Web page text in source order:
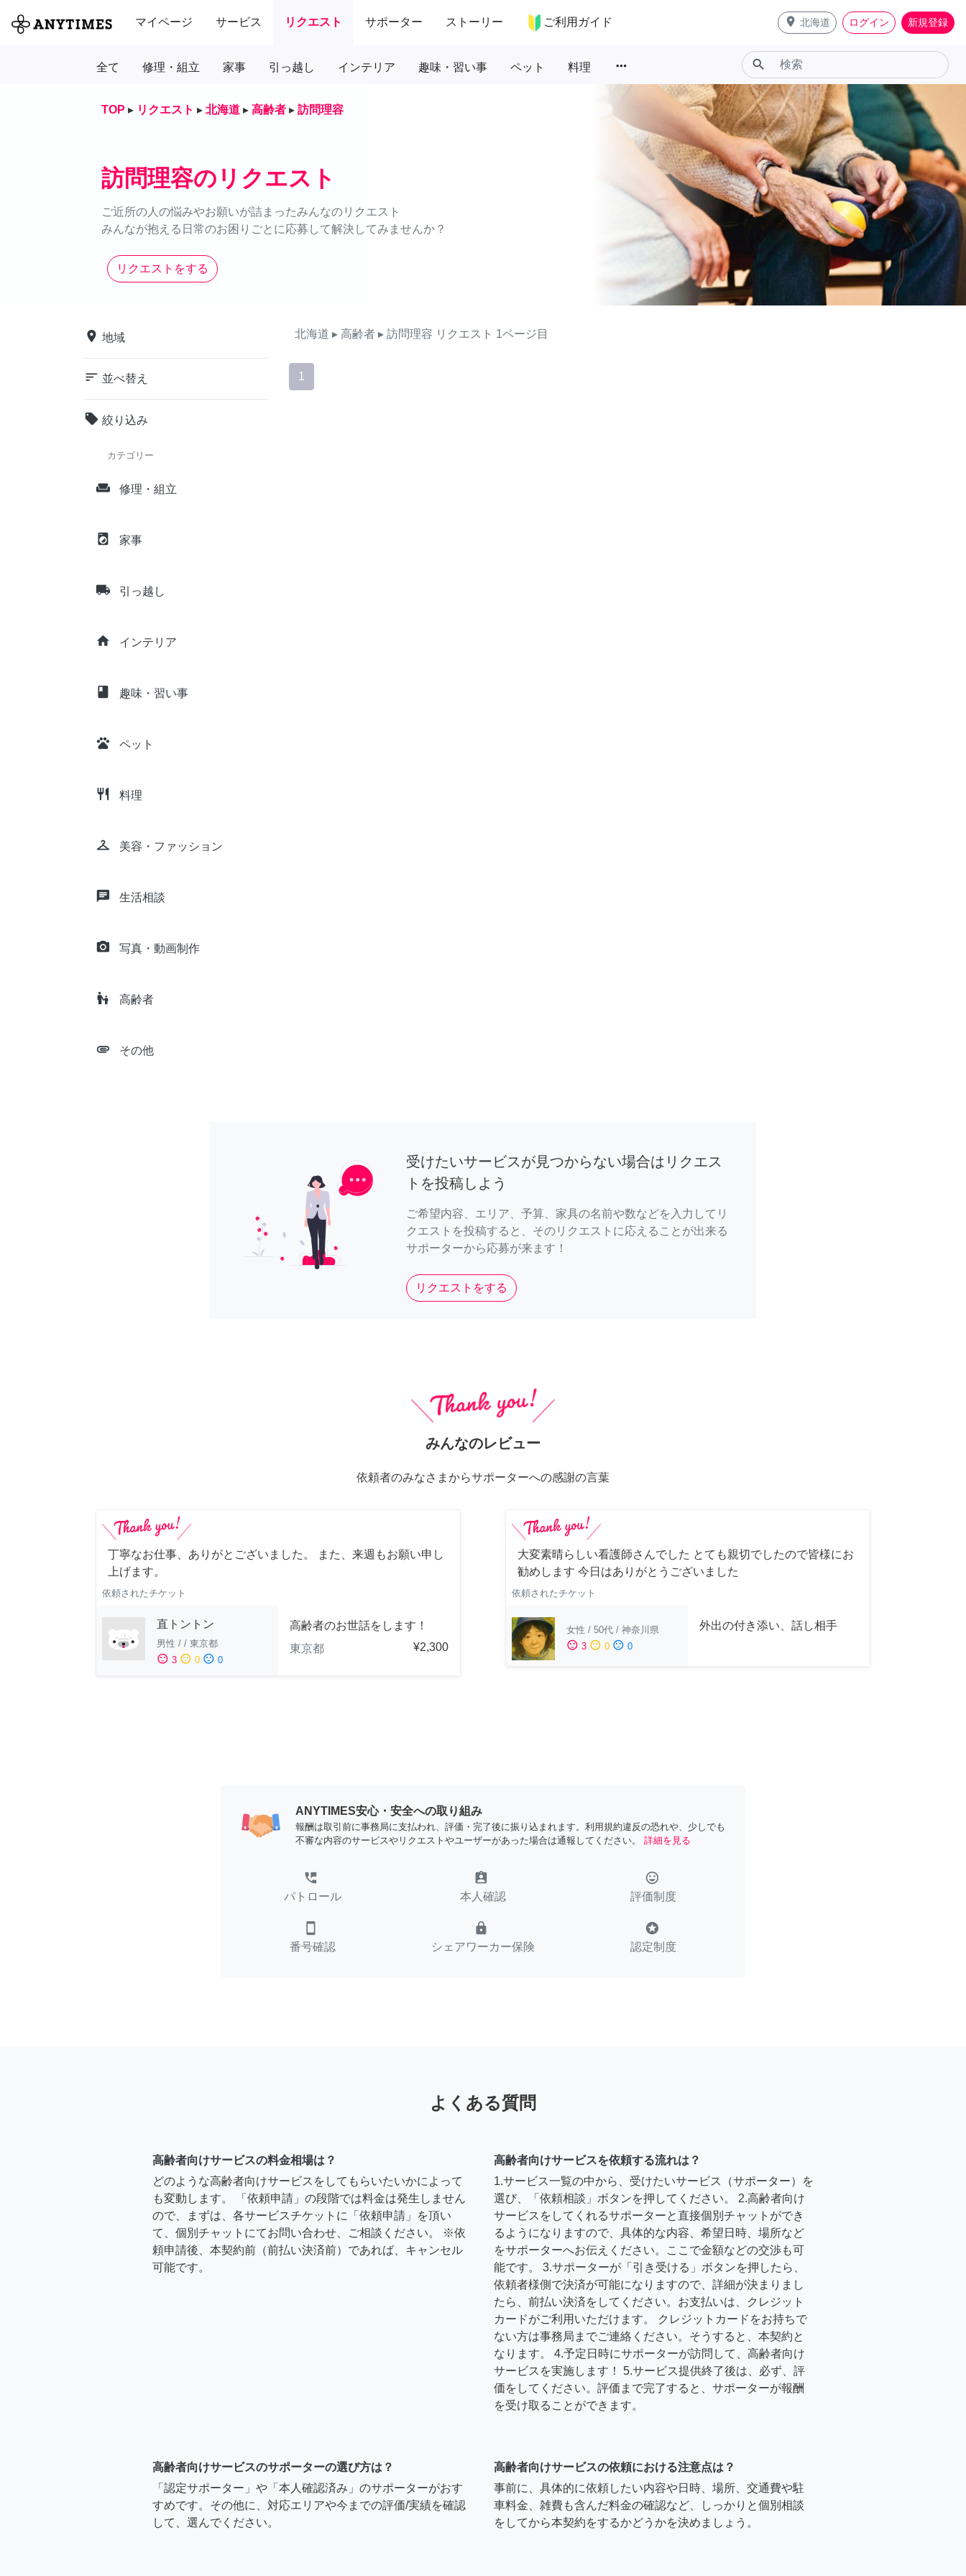
マイページ サービス リクエスト サポーター ストーリー ご利用ガイド place 北海道 ログイン 新規登録
全て 修理・組立 家事 引っ越し インテリア 趣味・習い事 ペット 料理 more_horiz search
TOP ▸ リクエスト ▸ 北海道 ▸ 高齢者 ▸ 訪問理容
訪問理容のリクエスト
ご近所の人の悩みやお願いが詰まったみんなのリクエスト
みんなが抱える日常のお困りごとに応募して解決してみませんか？
リクエストをする
place 地域
sort 並べ替え
local_offer 絞り込み
カテゴリー
weekend 修理・組立
local_laundry_service 家事
local_shipping 引っ越し
home インテリア
class 趣味・習い事
pets ペット
restaurant 料理
checkroom 美容・ファッション
chat 生活相談
camera_alt 写真・動画制作
escalator_warning 高齢者
attachment その他
北海道 ▸ 高齢者 ▸ 訪問理容 リクエスト 1ページ目
1
受けたいサービスが見つからない場合はリクエス
トを投稿しよう
ご希望内容、エリア、予算、家具の名前や数などを入力してリ
クエストを投稿すると、そのリクエストに応えることが出来る
サポーターから応募が来ます！
リクエストをする
みんなのレビュー
依頼者のみなさまからサポーターへの感謝の言葉
丁寧なお仕事、ありがとございました。 また、来週もお願い申し
上げます。
依頼されたチケット
直トントン
男性 / / 東京都
sentiment_satisfied 3 sentiment_neutral 0 sentiment_dissatisfied 0
高齢者のお世話をします！
東京都
¥2,300
大変素晴らしい看護師さんでした とても親切でしたので皆様にお
勧めします 今日はありがとうございました
依頼されたチケット
女性 / 50代 / 神奈川県
sentiment_satisfied 3 sentiment_neutral 0 sentiment_dissatisfied 0
外出の付き添い、話し相手
ANYTIMES安心・安全への取り組み
報酬は取引前に事務局に支払われ、評価・完了後に振り込まれます。利用規約違反の恐れや、少しでも
不審な内容のサービスやリクエストやユーザーがあった場合は通報してください。
詳細を見る
perm_phone_msg
パトロール
assignment_ind
本人確認
tag_faces
評価制度
smartphone
番号確認
lock
シェアワーカー保険
stars
認定制度
よくある質問
高齢者向けサービスの料金相場は？
どのような高齢者向けサービスをしてもらいたいかによって
も変動します。 「依頼申請」の段階では料金は発生しません
ので、まずは、各サービスチケットに「依頼申請」を頂い
て、個別チャットにてお問い合わせ、ご相談ください。 ※依
頼申請後、本契約前（前払い決済前）であれば、キャンセル
可能です。
高齢者向けサービスを依頼する流れは？
1.サービス一覧の中から、受けたいサービス（サポーター）を
選び、「依頼相談」ボタンを押してください。 2.高齢者向け
サービスをしてくれるサポーターと直接個別チャットができ
るようになりますので、具体的な内容、希望日時、場所など
をサポーターへお伝えください。ここで金額などの交渉も可
能です。 3.サポーターが「引き受ける」ボタンを押したら、
依頼者様側で決済が可能になりますので、詳細が決まりまし
たら、前払い決済をしてください。お支払いは、クレジット
カードがご利用いただけます。 クレジットカードをお持ちで
ない方は事務局までご連絡ください。そうすると、本契約と
なります。 4.予定日時にサポーターが訪問して、高齢者向け
サービスを実施します！ 5.サービス提供終了後は、必ず、評
価をしてください。評価まで完了すると、サポーターが報酬
を受け取ることができます。
高齢者向けサービスのサポーターの選び方は？
「認定サポーター」や「本人確認済み」のサポーターがおす
すめです。その他に、対応エリアや今までの評価/実績を確認
して、選んでください。
高齢者向けサービスの依頼における注意点は？
事前に、具体的に依頼したい内容や日時、場所、交通費や駐
車料金、雑費も含んだ料金の確認など、しっかりと個別相談
をしてから本契約をするかどうかを決めましょう。